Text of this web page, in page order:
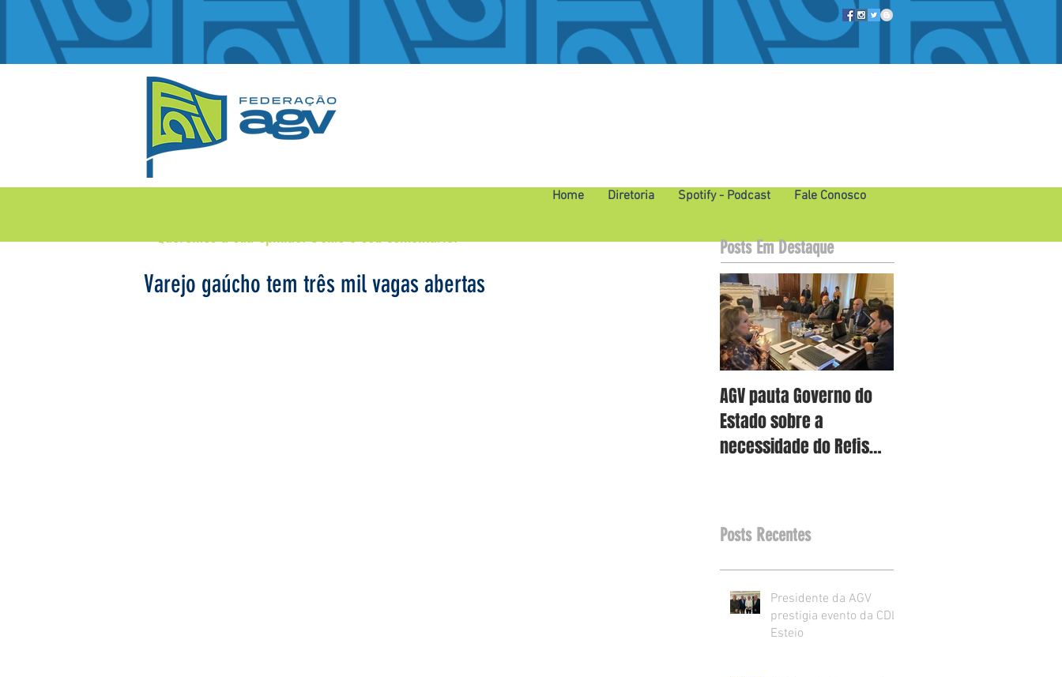
Home Diretoria Spotify - Podcast Fale Conosco
Queremos a sua opinião!Deixe o seu comentário.
Varejo gaúcho tem três mil vagas abertas
Posts Em Destaque
AGV pauta Governo do
Estado sobre a
necessidade do Refis
Posts Recentes
Presidente da AGV
prestigia evento da CDL
Esteio